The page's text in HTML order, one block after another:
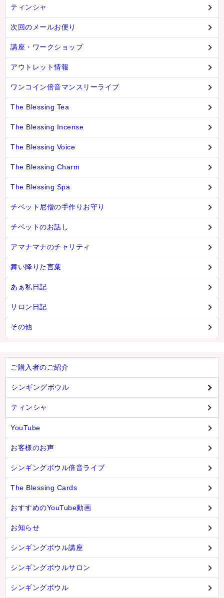
ティンシャ
次回のメールお便り
講座・ワークショップ
アウトレット情報
ワンコイン倍音マンスリーライブ
The Blessing Tea
The Blessing Incense
The Blessing Voice
The Blessing Charm
The Blessing Spa
チベット尼僧の手作りお守り
チベットのお話し
アマナマナのチャリティ
舞い降りた言葉
あぁ私日記
サロン日記
その他
ご購入者のご紹介
シンギングボウル
ティンシャ
YouTube
お客様のお声
シンギングボウル倍音ライブ
The Blessing Cards
おすすめのYouTube動画
お知らせ
シンギングボウル講座
シンギングボウルサロン
シンギングボウル